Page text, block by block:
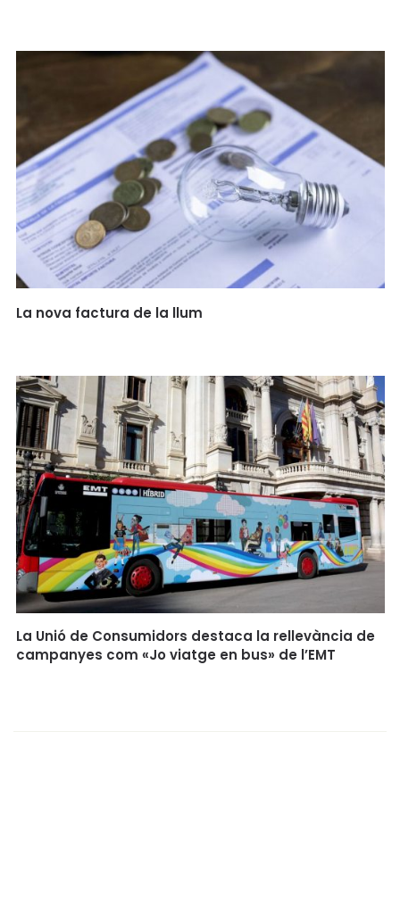
La nova factura de la llum
La Unió de Consumidors destaca la rellevància de
campanyes com «Jo viatge en bus» de l’EMT